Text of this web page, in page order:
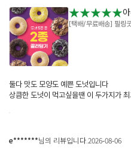
★★★★★
[택배/무료배송] 필링
둘다 맛도 모양도 예쁜 도넛입니다
상큼한 도넛이 먹고싶을땐 이 두가지가
e*******님의 리뷰입니다.2026-08-06